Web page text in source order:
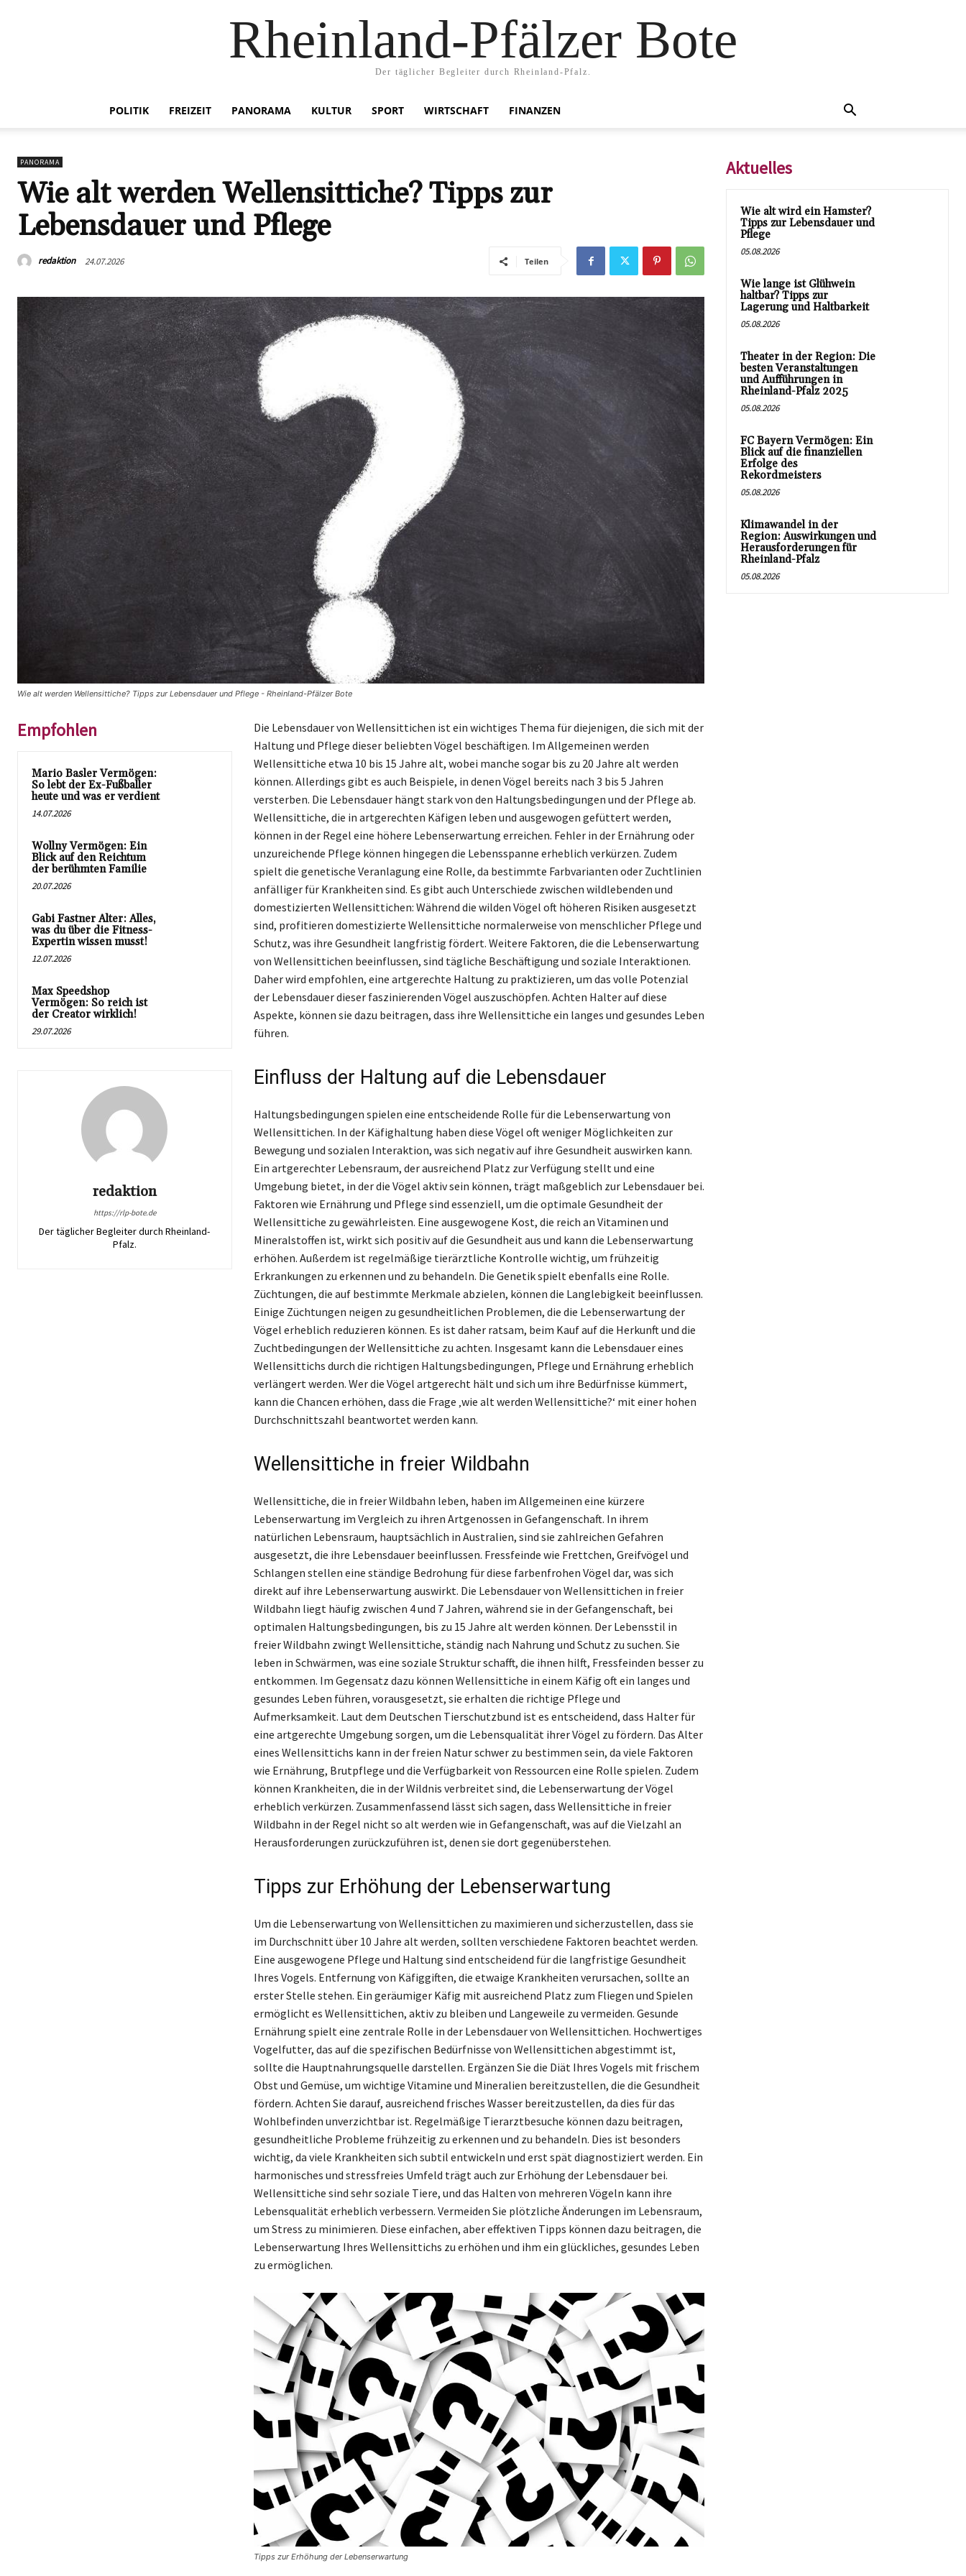
Rheinland-Pfälzer Bote
Der täglicher Begleiter durch Rheinland-Pfalz.
POLITIK FREIZEIT PANORAMA KULTUR SPORT WIRTSCHAFT FINANZEN
PANORAMA
Wie alt werden Wellensittiche? Tipps zur
Lebensdauer und Pflege
redaktion 24.07.2026 Teilen
Wie alt werden Wellensittiche? Tipps zur Lebensdauer und Pflege - Rheinland-Pfälzer Bote
Empfohlen
Mario Basler Vermögen:
So lebt der Ex-Fußballer
heute und was er verdient
14.07.2026
Wollny Vermögen: Ein
Blick auf den Reichtum
der berühmten Familie
20.07.2026
Gabi Fastner Alter: Alles,
was du über die Fitness-
Expertin wissen musst!
12.07.2026
Max Speedshop
Vermögen: So reich ist
der Creator wirklich!
29.07.2026
redaktion
https://rlp-bote.de
Der täglicher Begleiter durch Rheinland-
Pfalz.
Die Lebensdauer von Wellensittichen ist ein wichtiges Thema für diejenigen, die sich mit der
Haltung und Pflege dieser beliebten Vögel beschäftigen. Im Allgemeinen werden
Wellensittiche etwa 10 bis 15 Jahre alt, wobei manche sogar bis zu 20 Jahre alt werden
können. Allerdings gibt es auch Beispiele, in denen Vögel bereits nach 3 bis 5 Jahren
versterben. Die Lebensdauer hängt stark von den Haltungsbedingungen und der Pflege ab.
Wellensittiche, die in artgerechten Käfigen leben und ausgewogen gefüttert werden,
können in der Regel eine höhere Lebenserwartung erreichen. Fehler in der Ernährung oder
unzureichende Pflege können hingegen die Lebensspanne erheblich verkürzen. Zudem
spielt die genetische Veranlagung eine Rolle, da bestimmte Farbvarianten oder Zuchtlinien
anfälliger für Krankheiten sind. Es gibt auch Unterschiede zwischen wildlebenden und
domestizierten Wellensittichen: Während die wilden Vögel oft höheren Risiken ausgesetzt
sind, profitieren domestizierte Wellensittiche normalerweise von menschlicher Pflege und
Schutz, was ihre Gesundheit langfristig fördert. Weitere Faktoren, die die Lebenserwartung
von Wellensittichen beeinflussen, sind tägliche Beschäftigung und soziale Interaktionen.
Daher wird empfohlen, eine artgerechte Haltung zu praktizieren, um das volle Potenzial
der Lebensdauer dieser faszinierenden Vögel auszuschöpfen. Achten Halter auf diese
Aspekte, können sie dazu beitragen, dass ihre Wellensittiche ein langes und gesundes Leben
führen.
Einfluss der Haltung auf die Lebensdauer
Haltungsbedingungen spielen eine entscheidende Rolle für die Lebenserwartung von
Wellensittichen. In der Käfighaltung haben diese Vögel oft weniger Möglichkeiten zur
Bewegung und sozialen Interaktion, was sich negativ auf ihre Gesundheit auswirken kann.
Ein artgerechter Lebensraum, der ausreichend Platz zur Verfügung stellt und eine
Umgebung bietet, in der die Vögel aktiv sein können, trägt maßgeblich zur Lebensdauer bei.
Faktoren wie Ernährung und Pflege sind essenziell, um die optimale Gesundheit der
Wellensittiche zu gewährleisten. Eine ausgewogene Kost, die reich an Vitaminen und
Mineralstoffen ist, wirkt sich positiv auf die Gesundheit aus und kann die Lebenserwartung
erhöhen. Außerdem ist regelmäßige tierärztliche Kontrolle wichtig, um frühzeitig
Erkrankungen zu erkennen und zu behandeln. Die Genetik spielt ebenfalls eine Rolle.
Züchtungen, die auf bestimmte Merkmale abzielen, können die Langlebigkeit beeinflussen.
Einige Züchtungen neigen zu gesundheitlichen Problemen, die die Lebenserwartung der
Vögel erheblich reduzieren können. Es ist daher ratsam, beim Kauf auf die Herkunft und die
Zuchtbedingungen der Wellensittiche zu achten. Insgesamt kann die Lebensdauer eines
Wellensittichs durch die richtigen Haltungsbedingungen, Pflege und Ernährung erheblich
verlängert werden. Wer die Vögel artgerecht hält und sich um ihre Bedürfnisse kümmert,
kann die Chancen erhöhen, dass die Frage ‚wie alt werden Wellensittiche?‘ mit einer hohen
Durchschnittszahl beantwortet werden kann.
Wellensittiche in freier Wildbahn
Wellensittiche, die in freier Wildbahn leben, haben im Allgemeinen eine kürzere
Lebenserwartung im Vergleich zu ihren Artgenossen in Gefangenschaft. In ihrem
natürlichen Lebensraum, hauptsächlich in Australien, sind sie zahlreichen Gefahren
ausgesetzt, die ihre Lebensdauer beeinflussen. Fressfeinde wie Frettchen, Greifvögel und
Schlangen stellen eine ständige Bedrohung für diese farbenfrohen Vögel dar, was sich
direkt auf ihre Lebenserwartung auswirkt. Die Lebensdauer von Wellensittichen in freier
Wildbahn liegt häufig zwischen 4 und 7 Jahren, während sie in der Gefangenschaft, bei
optimalen Haltungsbedingungen, bis zu 15 Jahre alt werden können. Der Lebensstil in
freier Wildbahn zwingt Wellensittiche, ständig nach Nahrung und Schutz zu suchen. Sie
leben in Schwärmen, was eine soziale Struktur schafft, die ihnen hilft, Fressfeinden besser zu
entkommen. Im Gegensatz dazu können Wellensittiche in einem Käfig oft ein langes und
gesundes Leben führen, vorausgesetzt, sie erhalten die richtige Pflege und
Aufmerksamkeit. Laut dem Deutschen Tierschutzbund ist es entscheidend, dass Halter für
eine artgerechte Umgebung sorgen, um die Lebensqualität ihrer Vögel zu fördern. Das Alter
eines Wellensittichs kann in der freien Natur schwer zu bestimmen sein, da viele Faktoren
wie Ernährung, Brutpflege und die Verfügbarkeit von Ressourcen eine Rolle spielen. Zudem
können Krankheiten, die in der Wildnis verbreitet sind, die Lebenserwartung der Vögel
erheblich verkürzen. Zusammenfassend lässt sich sagen, dass Wellensittiche in freier
Wildbahn in der Regel nicht so alt werden wie in Gefangenschaft, was auf die Vielzahl an
Herausforderungen zurückzuführen ist, denen sie dort gegenüberstehen.
Tipps zur Erhöhung der Lebenserwartung
Um die Lebenserwartung von Wellensittichen zu maximieren und sicherzustellen, dass sie
im Durchschnitt über 10 Jahre alt werden, sollten verschiedene Faktoren beachtet werden.
Eine ausgewogene Pflege und Haltung sind entscheidend für die langfristige Gesundheit
Ihres Vogels. Entfernung von Käfiggiften, die etwaige Krankheiten verursachen, sollte an
erster Stelle stehen. Ein geräumiger Käfig mit ausreichend Platz zum Fliegen und Spielen
ermöglicht es Wellensittichen, aktiv zu bleiben und Langeweile zu vermeiden. Gesunde
Ernährung spielt eine zentrale Rolle in der Lebensdauer von Wellensittichen. Hochwertiges
Vogelfutter, das auf die spezifischen Bedürfnisse von Wellensittichen abgestimmt ist,
sollte die Hauptnahrungsquelle darstellen. Ergänzen Sie die Diät Ihres Vogels mit frischem
Obst und Gemüse, um wichtige Vitamine und Mineralien bereitzustellen, die die Gesundheit
fördern. Achten Sie darauf, ausreichend frisches Wasser bereitzustellen, da dies für das
Wohlbefinden unverzichtbar ist. Regelmäßige Tierarztbesuche können dazu beitragen,
gesundheitliche Probleme frühzeitig zu erkennen und zu behandeln. Dies ist besonders
wichtig, da viele Krankheiten sich subtil entwickeln und erst spät diagnostiziert werden. Ein
harmonisches und stressfreies Umfeld trägt auch zur Erhöhung der Lebensdauer bei.
Wellensittiche sind sehr soziale Tiere, und das Halten von mehreren Vögeln kann ihre
Lebensqualität erheblich verbessern. Vermeiden Sie plötzliche Änderungen im Lebensraum,
um Stress zu minimieren. Diese einfachen, aber effektiven Tipps können dazu beitragen, die
Lebenserwartung Ihres Wellensittichs zu erhöhen und ihm ein glückliches, gesundes Leben
zu ermöglichen.
Tipps zur Erhöhung der Lebenserwartung
Aktuelles
Wie alt wird ein Hamster?
Tipps zur Lebensdauer und
Pflege
05.08.2026
Wie lange ist Glühwein
haltbar? Tipps zur
Lagerung und Haltbarkeit
05.08.2026
Theater in der Region: Die
besten Veranstaltungen
und Aufführungen in
Rheinland-Pfalz 2025
05.08.2026
FC Bayern Vermögen: Ein
Blick auf die finanziellen
Erfolge des
Rekordmeisters
05.08.2026
Klimawandel in der
Region: Auswirkungen und
Herausforderungen für
Rheinland-Pfalz
05.08.2026